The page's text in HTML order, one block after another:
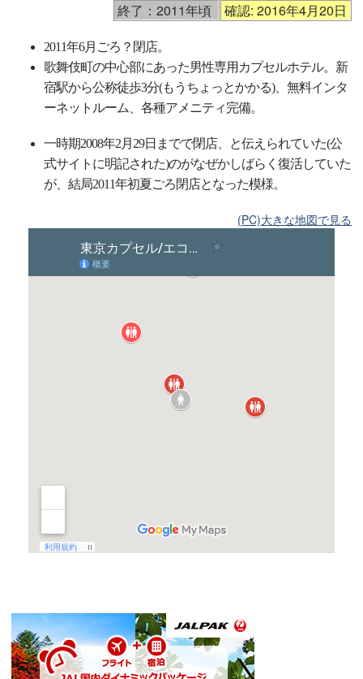
終了：2011年頃 確認: 2016年4月20日
2011年6月ごろ？閉店。
歌舞伎町の中心部にあった男性専用カプセルホテル。新
宿駅から公称徒歩3分(もうちょっとかかる)、無料インタ
ーネットルーム、各種アメニティ完備。
一時期2008年2月29日までで閉店、と伝えられていた(公
式サイトに明記された)のがなぜかしばらく復活していた
が、結局2011年初夏ごろ閉店となった模様。
(PC)大きな地図で見る